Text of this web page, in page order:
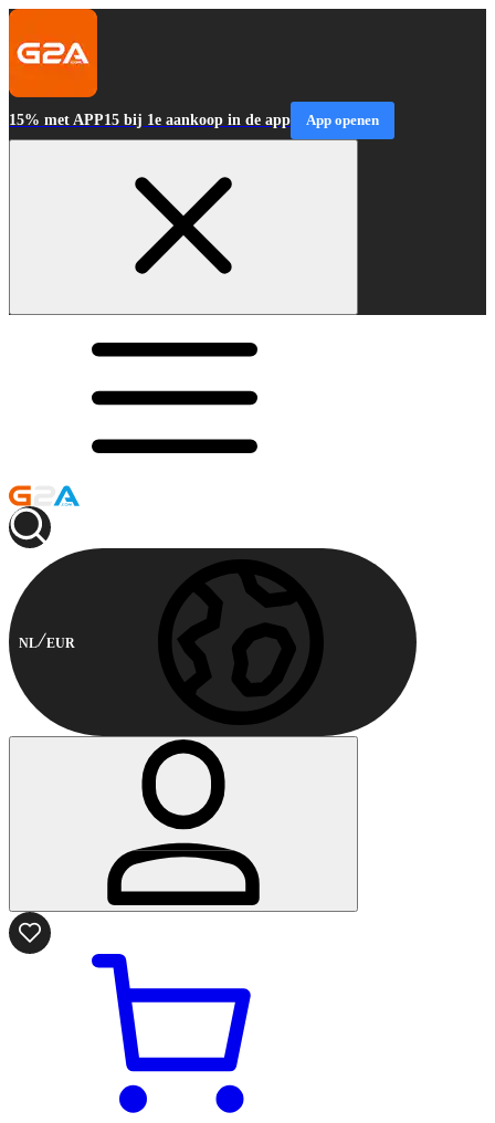
15% met APP15 bij 1e aankoop in de app App openen
NL EUR